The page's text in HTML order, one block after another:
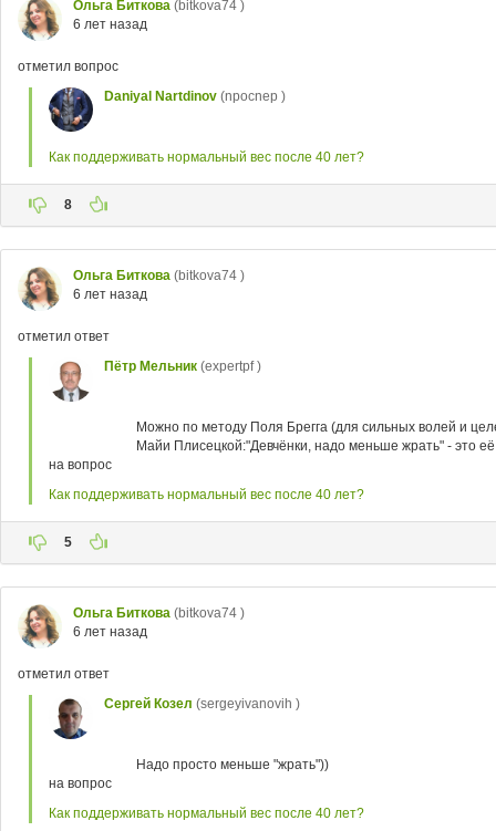
Ольга Биткова (bitkova74 )
6 лет назад
отметил вопрос
Daniyal Nartdinov (npocnep )
Как поддерживать нормальный вес после 40 лет?
8
Ольга Биткова (bitkova74 )
6 лет назад
отметил ответ
Пётр Мельник (expertpf )
Можно по методу Поля Брегга (для сильных волей и
Майи Плисецкой:"Девчёнки, надо меньше жрать" - это
на вопрос
Как поддерживать нормальный вес после 40 лет?
5
Ольга Биткова (bitkova74 )
6 лет назад
отметил ответ
Сергей Козел (sergeyivanovih )
Надо просто меньше "жрать"))
на вопрос
Как поддерживать нормальный вес после 40 лет?